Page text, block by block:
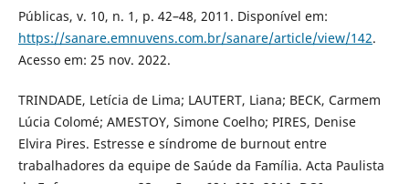
Públicas, v. 10, n. 1, p. 42–48, 2011. Disponível em:
https://sanare.emnuvens.com.br/sanare/article/view/142.
Acesso em: 25 nov. 2022.
TRINDADE, Letícia de Lima; LAUTERT, Liana; BECK, Carmem
Lúcia Colomé; AMESTOY, Simone Coelho; PIRES, Denise
Elvira Pires. Estresse e síndrome de burnout entre
trabalhadores da equipe de Saúde da Família. Acta Paulista